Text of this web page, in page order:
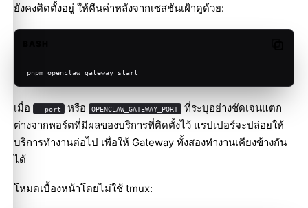
ยังคงติดตั้งอยู่ ให้คืนค่าหลังจากเซสชันเฝ้าดูด้วย:
pnpm openclaw gateway start
เมื่อ --port หรือ OPENCLAW_GATEWAY_PORT
ที่ระบุอย่างชัดเจนแตก
ต่างจากพอร์ตที่มีผลของบริการที่ติดตั้งไว้ แรปเปอร์จะปล่อยให้
บริการทำงานต่อไป เพื่อให้ Gateway ทั้งสองทำงานเคียงข้างกัน
ได้
โหมดเบื้องหน้าโดยไม่ใช้ tmux: